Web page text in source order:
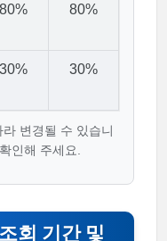
80% 80%
30% 30%
변경될 수 있습니
인해 주세요.
회 기간 및